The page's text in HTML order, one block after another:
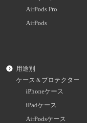
AirPods Pro
AirPods
用途別
ケース＆プロテクター
iPhoneケース
iPadケース
AirPodsケース